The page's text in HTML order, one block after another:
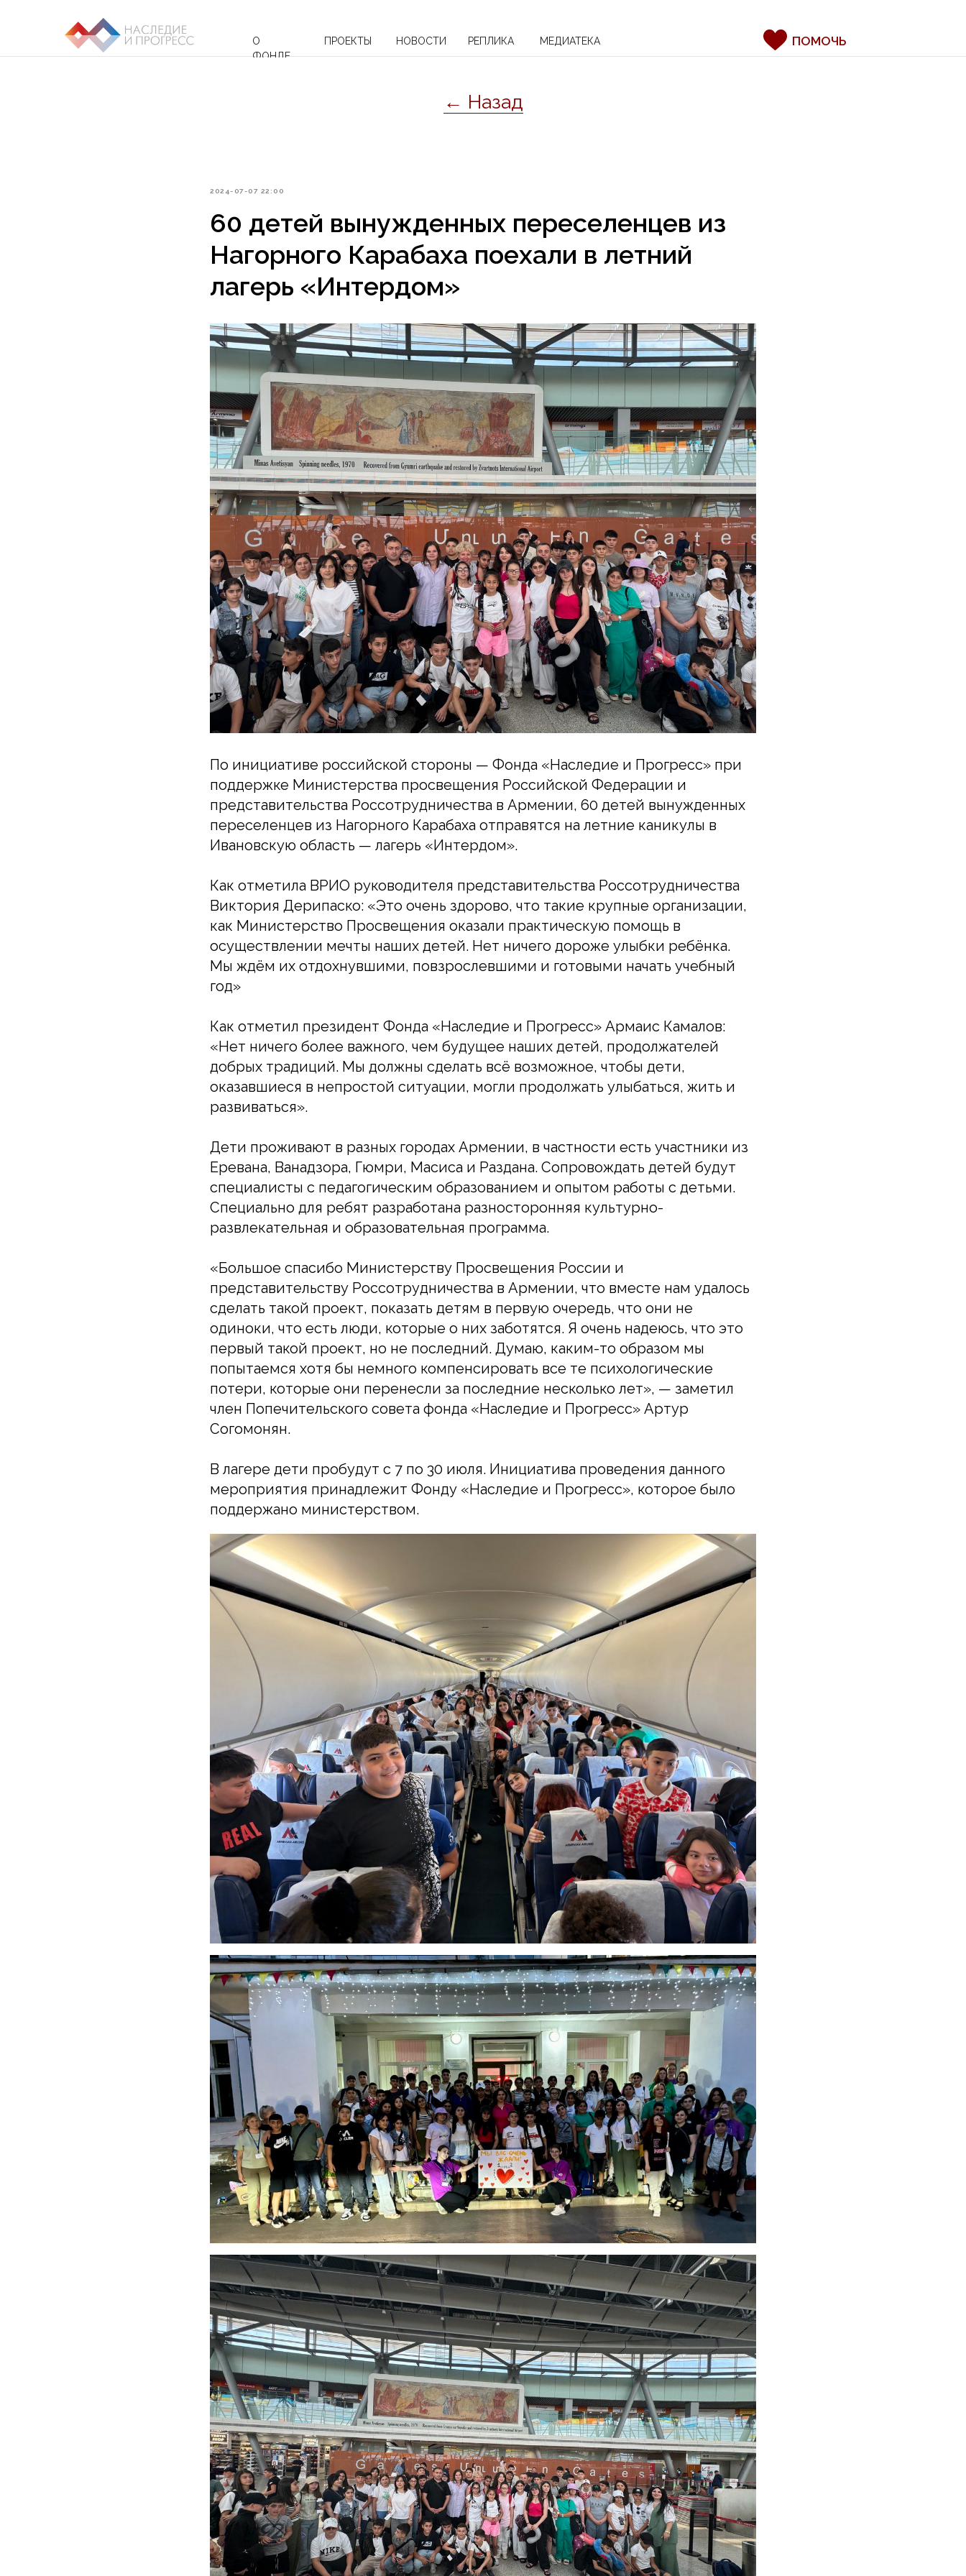
ПРОЕКТЫ НОВОСТИ МЕДИАТЕКА
О
ФОНДЕ
РЕПЛИКА ПОМОЧЬ
← Назад
2024-07-07 22:00
60 детей вынужденных переселенцев из
Нагорного Карабаха поехали в летний
лагерь «Интердом»
По инициативе российской стороны — Фонда «Наследие и Прогресс» при
поддержке Министерства просвещения Российской Федерации и
представительства Россотрудничества в Армении, 60 детей вынужденных
переселенцев из Нагорного Карабаха отправятся на летние каникулы в
Ивановскую область — лагерь «Интердом».
Как отметила ВРИО руководителя представительства Россотрудничества
Виктория Дерипаско: «Это очень здорово, что такие крупные организации,
как Министерство Просвещения оказали практическую помощь в
осуществлении мечты наших детей. Нет ничего дороже улыбки ребёнка.
Мы ждём их отдохнувшими, повзрослевшими и готовыми начать учебный
год»
Как отметил президент Фонда «Наследие и Прогресс» Армаис Камалов:
«Нет ничего более важного, чем будущее наших детей, продолжателей
добрых традиций. Мы должны сделать всё возможное, чтобы дети,
оказавшиеся в непростой ситуации, могли продолжать улыбаться, жить и
развиваться».
Дети проживают в разных городах Армении, в частности есть участники из
Еревана, Ванадзора, Гюмри, Масиса и Раздана. Сопровождать детей будут
специалисты с педагогическим образованием и опытом работы с детьми.
Специально для ребят разработана разносторонняя культурно-
развлекательная и образовательная программа.
«Большое спасибо Министерству Просвещения России и
представительству Россотрудничества в Армении, что вместе нам удалось
сделать такой проект, показать детям в первую очередь, что они не
одиноки, что есть люди, которые о них заботятся. Я очень надеюсь, что это
первый такой проект, но не последний. Думаю, каким-то образом мы
попытаемся хотя бы немного компенсировать все те психологические
потери, которые они перенесли за последние несколько лет», — заметил
член Попечительского совета фонда «Наследие и Прогресс» Артур
Согомонян.
В лагере дети пробудут с 7 по 30 июля. Инициатива проведения данного
мероприятия принадлежит Фонду «Наследие и Прогресс», которое было
поддержано министерством.